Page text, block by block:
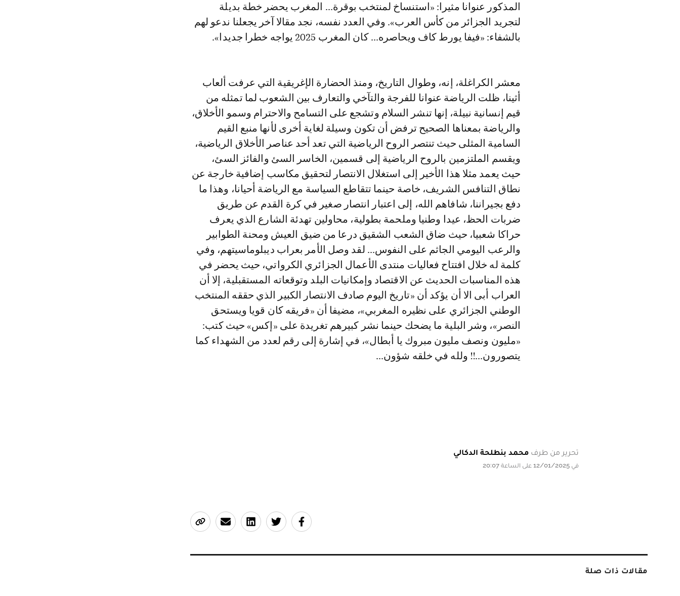
المذكور عنوانا مثيرا: «استنساخ لمنتخب بوقرة... المغرب يحضر خطة بديلة
لتجريد الجزائر من كأس العرب». وفي العدد نفسه، نجد مقالا آخر يجعلنا ندعو لهم
بالشفاء: «فيفا يورط كاف ويحاصره... كان المغرب 2025 يواجه خطرا جديدا».
معشر الكراغلة، إنه، وطوال التاريخ، ومنذ الحضارة الإغريقية التي عرفت ألعاب
أثينا، ظلت الرياضة عنوانا للفرجة والتآخي والتعارف بين الشعوب لما تمثله من
قيم إنسانية نبيلة، إنها تنشر السلام وتشجع على التسامح والاحترام وسمو الأخلاق،
والرياضة بمعناها الصحيح ترفض أن تكون وسيلة لغاية أخرى لأنها منبع القيم
السامية المثلى حيث تنتصر الروح الرياضية التي تعد أحد عناصر الأخلاق الرياضية،
ويقسم الملتزمين بالروح الرياضية إلى قسمين، الخاسر السئ والفائز السئ،
حيث يعمد مثلا هذا الأخير إلى استغلال الانتصار لتحقيق مكاسب إضافية خارجة عن
نطاق التنافس الشريف، خاصة حينما تتقاطع السياسة مع الرياضة أحيانا، وهذا ما
دفع بجيراننا، شافاهم الله، إلى اعتبار انتصار صغير في كرة القدم عن طريق
ضربات الحظ، عيدا وطنيا وملحمة بطولية، محاولين تهدئة الشارع الذي يعرف
حراكا شعبيا، حيث ضاق الشعب الشقيق درعا من ضيق العيش ومحنة الطوابير
والرعب اليومي الجاثم على النفوس... لقد وصل الأمر بعراب ديبلوماسيتهم، وفي
كلمة له خلال افتتاح فعاليات منتدى الأعمال الجزائري الكرواتي، حيث يحضر في
هذه المناسبات الحديث عن الاقتصاد وإمكانيات البلد وتوقعاته المستقبلية، إلا أن
العراب أبى الا أن يؤكد أن «تاريخ اليوم صادف الانتصار الكبير الذي حققه المنتخب
الوطني الجزائري على نظيره المغربي»، مضيفا أن «فريقه كان قويا ويستحق
النصر»، وشر البلية ما يضحك حينما نشر كبيرهم تغريدة على «إكس» حيث كتب:
«مليون ونصف مليون مبروك يا أبطال»، في إشارة إلى رقم لعدد من الشهداء كما
يتصورون...!! ولله في خلقه شؤون...
تحرير من طرف محمد بنطلحة الدكالي
في 12/01/2025 على الساعة 20:07
مقالات ذات صلة